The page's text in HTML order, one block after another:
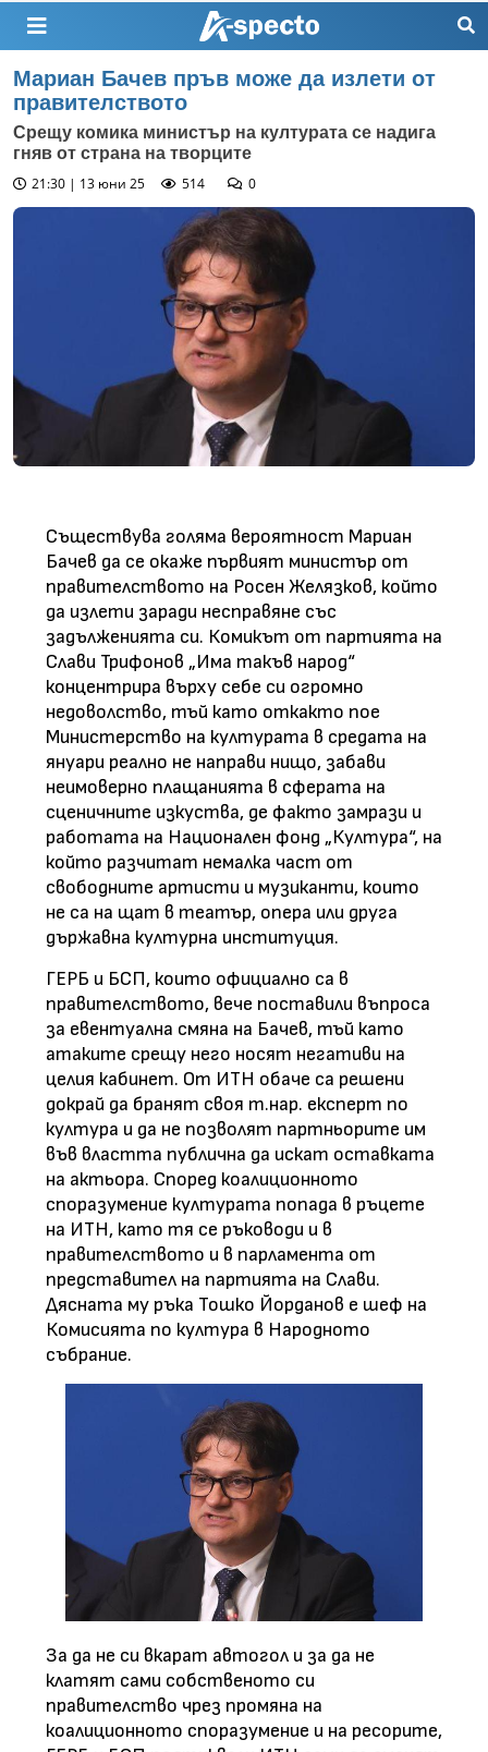
Мариан Бачев пръв може да излети от
правителството
Срещу комика министър на културата се надига
гняв от страна на творците
21:30 | 13 юни 25
514 0
Съществува голяма вероятност Мариан
Бачев да се окаже първият министър от
правителството на Росен Желязков, който
да излети заради несправяне със
задълженията си. Комикът от партията на
Слави Трифонов „Има такъв народ“
концентрира върху себе си огромно
недоволство, тъй като откакто пое
Министерство на културата в средата на
януари реално не направи нищо, забави
неимоверно плащанията в сферата на
сценичните изкуства, де факто замрази и
работата на Национален фонд „Култура“, на
който разчитат немалка част от
свободните артисти и музиканти, които
не са на щат в театър, опера или друга
държавна културна институция.
ГЕРБ и БСП, които официално са в
правителството, вече поставили въпроса
за евентуална смяна на Бачев, тъй като
атаките срещу него носят негативи на
целия кабинет. От ИТН обаче са решени
докрай да бранят своя т.нар. експерт по
култура и да не позволят партньорите им
във властта публична да искат оставката
на актьора. Според коалиционното
споразумение културата попада в ръцете
на ИТН, като тя се ръководи и в
правителството и в парламента от
представител на партията на Слави.
Дясната му ръка Тошко Йорданов е шеф на
Комисията по култура в Народното
събрание.
За да не си вкарат автогол и за да не
клатят сами собственото си
правителство чрез промяна на
коалиционното споразумение и на ресорите,